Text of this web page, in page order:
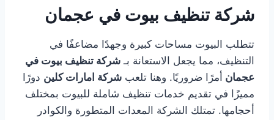
شركة تنظيف بيوت في عجمان
تتطلب البيوت مساحات كبيرة وجهدًا مضاعفًا في
التنظيف، مما يجعل الاستعانة بـ شركة تنظيف بيوت في
عجمان أمرًا ضروريًا. وهنا تلعب شركة امارات كلين دورًا
مميزًا في تقديم خدمات تنظيف شاملة للبيوت بمختلف
أحجامها. تمتلك الشركة المعدات المتطورة والكوادر